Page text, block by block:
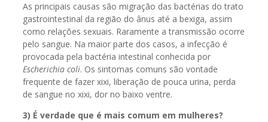
As principais causas são migração das bactérias do trato
gastrointestinal da região do ânus até a bexiga, assim
como relações sexuais. Raramente a transmissão ocorre
pelo sangue. Na maior parte dos casos, a infecção é
provocada pela bactéria intestinal conhecida por
Escherichia coli. Os sintomas comuns são vontade
frequente de fazer xixi, liberação de pouca urina, perda
de sangue no xixi, dor no baixo ventre.
3) É verdade que é mais comum em mulheres?